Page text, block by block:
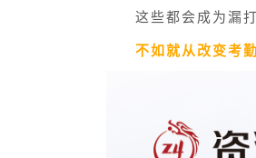
这些都会成为漏
不如就从改变考勤